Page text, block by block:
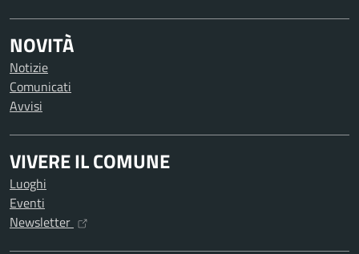
NOVITÀ
Notizie
Comunicati
Avvisi
VIVERE IL COMUNE
Luoghi
Eventi
Newsletter